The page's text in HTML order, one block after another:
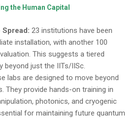
the Human Capital
23 institutions have been
installation, with another 100
This suggests a tiered
beyond just the IITs/IISc.
labs are designed to move beyond
They provide hands-on training in
photonics, and cryogenic
for maintaining future quantum